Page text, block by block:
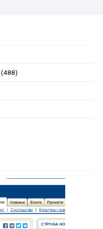
(488)